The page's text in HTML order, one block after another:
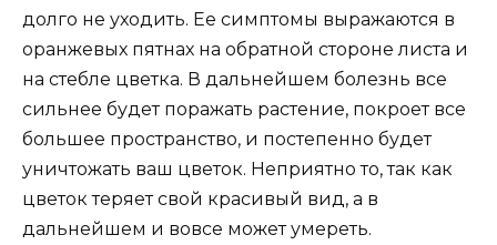
долго не уходить. Ее симптомы выражаются в
оранжевых пятнах на обратной стороне листа и
на стебле цветка. В дальнейшем болезнь все
сильнее будет поражать растение, покроет все
большее пространство, и постепенно будет
уничтожать ваш цветок. Неприятно то, так как
цветок теряет свой красивый вид, а в
дальнейшем и вовсе может умереть.